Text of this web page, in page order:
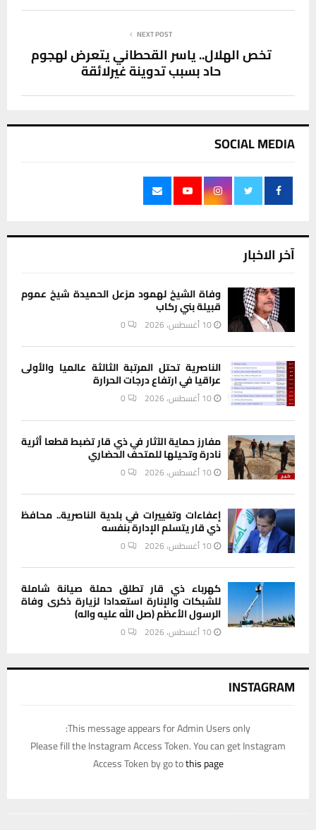
NEXT POST
تخص الهلال.. ياسر القحطاني يتعرض لهجوم
حاد بسبب تدوينة غيرلائقة
SOCIAL MEDIA
آخر الاخبار
وفاة الشيخ لهمود مزعل الحميدة شيخ عموم
قبيلة بني ركاب
10 أغسطس، 2026 0
الناصرية تحتل المرتبة الثالثة عالميا والأولى
عراقيا في ارتفاع درجات الحرارة
10 أغسطس، 2026 0
مفارز حماية الآثار في ذي قار تضبط قطعا أثرية
نادرة وتحيلها للمتحف الحضاري
10 أغسطس، 2026 0
إعفاءات وتغييرات في بلدية الناصرية.. محافظ
ذي قار يتسلم الإدارة بنفسه
10 أغسطس، 2026 0
كهرباء ذي قار تطلق حملة صيانة شاملة
للشبكات والإنارة استعدادا لزيارة ذكرى وفاة
الرسول الأعظم (صل الله عليه واله)
10 أغسطس، 2026 0
INSTAGRAM
This message appears for Admin Users only:
Please fill the Instagram Access Token. You can get Instagram
Access Token by go tothis page